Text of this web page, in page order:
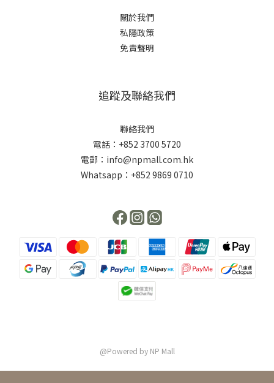
關於我們
私隱政策
免責聲明
追蹤及聯絡我們
聯絡我們
電話：+852 3700 5720
電郵：info@npmall.com.hk
Whatsapp：+852 9869 0710
@Powered by NP Mall